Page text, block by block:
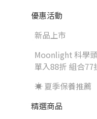
優惠活動
新品上市
Moonlight 科學
單入88折 組合77
☀️ 夏季保養推薦
精選商品